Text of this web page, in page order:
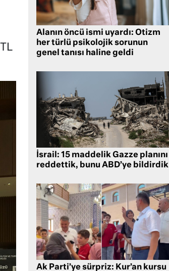
Alanın öncü ismi uyardı: Otizm
her türlü psikolojik sorunun
genel tanısı haline geldi
İsrail: 15 maddelik Gazze planını
reddettik, bunu ABD’ye bildirdik
Ak Parti’ye sürpriz: Kur’an kursu